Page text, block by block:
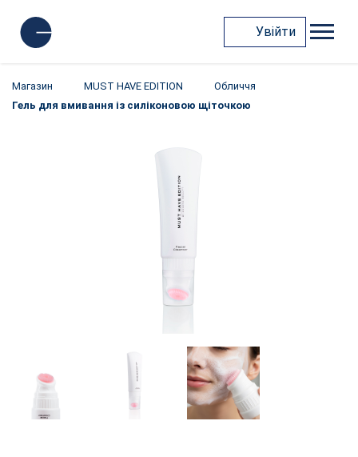
Увійти
Магазин MUST HAVE EDITION
Обличчя
Гель для вмивання із силіконовою щіточкою